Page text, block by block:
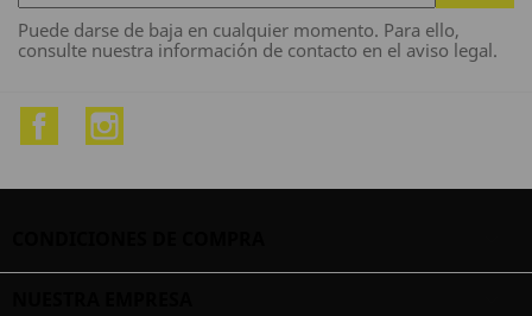
Puede darse de baja en cualquier momento. Para ello,
consulte nuestra información de contacto en el aviso legal.
Facebook